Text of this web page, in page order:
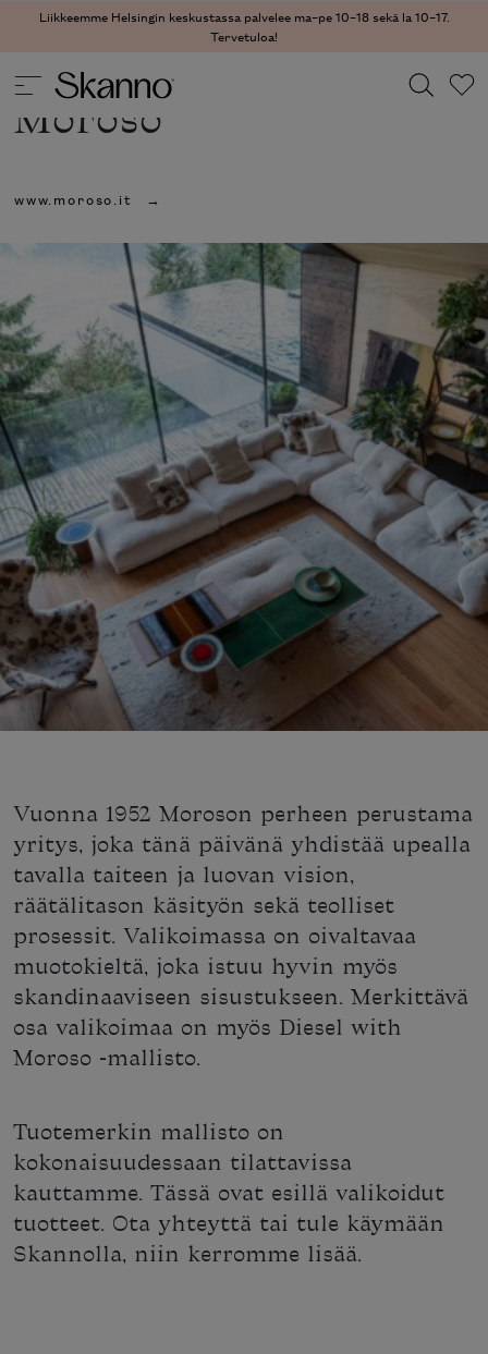
Liikkeemme Helsingin keskustassa palvelee ma–pe 10–18 sekä la 10–17.
Tervetuloa!
Type 2 or more characters for results.
Moroso
www.moroso.it
Vuonna 1952 Moroson perheen perustama
yritys, joka tänä päivänä yhdistää upealla
tavalla taiteen ja luovan vision,
räätälitason käsityön sekä teolliset
prosessit. Valikoimassa on oivaltavaa
muotokieltä, joka istuu hyvin myös
skandinaaviseen sisustukseen. Merkittävä
osa valikoimaa on myös Diesel with
Moroso -mallisto.
Tuotemerkin mallisto on
kokonaisuudessaan tilattavissa
kauttamme. Tässä ovat esillä valikoidut
tuotteet. Ota yhteyttä tai tule käymään
Skannolla, niin kerromme lisää.